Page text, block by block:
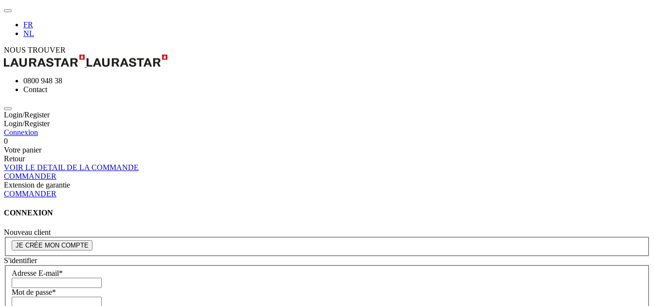
FR
NL
NOUS TROUVER
0800 948 38
Contact
Login/Register
Login/Register
Connexion
0
Votre panier
Retour
VOIR LE DETAIL DE LA COMMANDE
COMMANDER
Extension de garantie
COMMANDER
CONNEXION
Nouveau client
JE CRÉE MON COMPTE
S'identifier
Adresse E-mail*
Mot de passe*